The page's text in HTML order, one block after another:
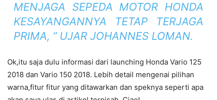
MENJAGA SEPEDA MOTOR HONDA
KESAYANGANNYA TETAP TERJAGA
PRIMA, ” UJAR JOHANNES LOMAN.
Ok,itu saja dulu informasi dari launching Honda Vario 125
2018 dan Vario 150 2018. Lebih detail mengenai pilihan
warna,fitur fitur yang ditawarkan dan speknya seperti apa